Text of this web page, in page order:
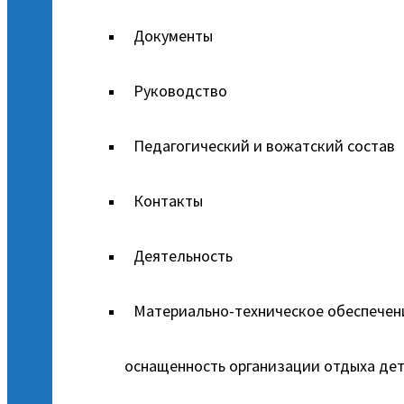
Документы
Руководство
Педагогический и вожатский состав
Контакты
Деятельность
Материально-техническое
оснащенность организации отдыха